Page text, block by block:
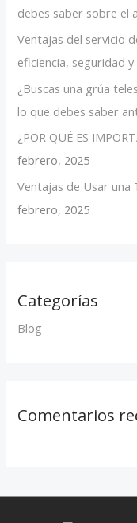
debes saber sobre el
Ventajas del servicio
eficiencia, seguridad
¿Buscas una grúa
lo que debes saber
¿POR QUÉ ES
febrero, 2025
Ventajas de Usar una
febrero, 2025
Categorías
Blog
Comentarios